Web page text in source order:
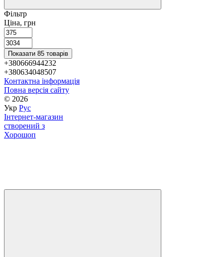
Фільтр
Ціна, грн
Показати 85 товарів
+380666944232
+380634048507
Контактна інформація
Повна версія сайту
© 2026
Укр Рус
Інтернет-магазин
створений з
Хорошоп